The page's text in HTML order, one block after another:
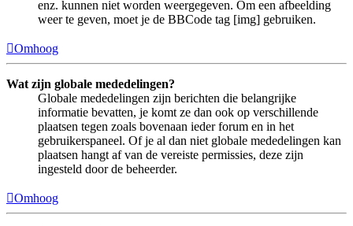
enz. kunnen niet worden weergegeven. Om een afbeelding
weer te geven, moet je de BBCode tag [img] gebruiken.
Omhoog
Wat zijn globale mededelingen?
Globale mededelingen zijn berichten die belangrijke
informatie bevatten, je komt ze dan ook op verschillende
plaatsen tegen zoals bovenaan ieder forum en in het
gebruikerspaneel. Of je al dan niet globale mededelingen kan
plaatsen hangt af van de vereiste permissies, deze zijn
ingesteld door de beheerder.
Omhoog